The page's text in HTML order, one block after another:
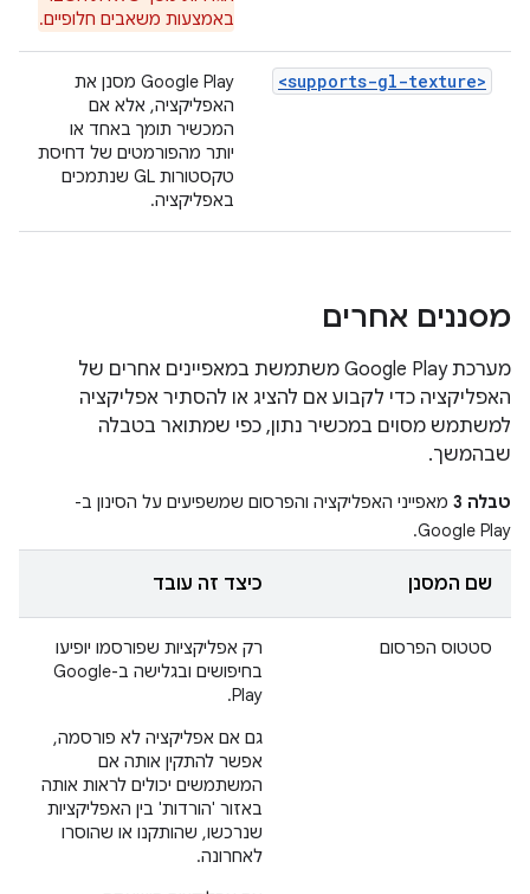
באמצעות משאבים חלופיים.
<supports-gl-texture>
Google Play מסנן את
האפליקציה, אלא אם
המכשיר תומך באחד או
יותר מהפורמטים של דחיסת
טקסטורות GL שנתמכים
באפליקציה.
מסננים אחרים
מערכת Google Play משתמשת במאפיינים אחרים של
האפליקציה כדי לקבוע אם להציג או להסתיר אפליקציה
למשתמש מסוים במכשיר נתון, כפי שמתואר בטבלה
שבהמשך.
טבלה 3
מאפייני האפליקציה והפרסום שמשפיעים על הסינון ב-
Google Play.
שם המסנן כיצד זה עובד
סטטוס הפרסום
רק אפליקציות שפורסמו יופיעו
בחיפושים ובגלישה ב-Google
Play.
גם אם אפליקציה לא פורסמה,
אפשר להתקין אותה אם
המשתמשים יכולים לראות אותה
באזור 'הורדות' בין האפליקציות
שנרכשו, שהותקנו או שהוסרו
לאחרונה.